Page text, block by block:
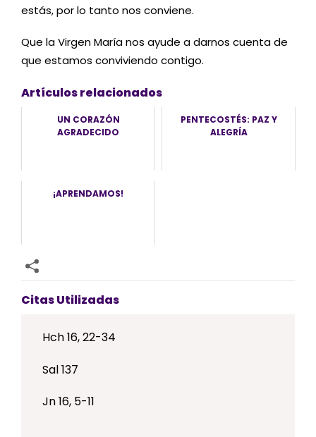
estás, por lo tanto nos conviene.
Que la Virgen María nos ayude a darnos cuenta de
que estamos conviviendo contigo.
Artículos relacionados
UN CORAZÓN
AGRADECIDO
PENTECOSTÉS: PAZ Y
ALEGRÍA
¡APRENDAMOS!
Citas Utilizadas
Hch 16, 22-34
Sal 137
Jn 16, 5-11